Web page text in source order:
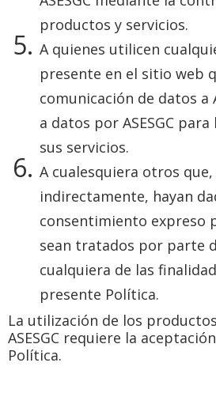
productos y servicios.
A quienes utilicen
presente en el sitio web
comunicación de datos a
a datos por ASESGC
sus servicios.
A cualesquiera otros
indirectamente, hayan
consentimiento expreso
sean tratados por parte
cualquiera de las
presente Política.
La utilización de los
ASESGC requiere la
Política.